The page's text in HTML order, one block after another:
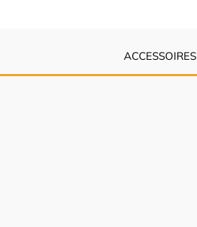
ACCESSOIRES